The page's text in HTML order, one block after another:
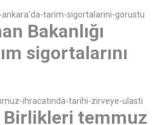
Bakanlığı
sigortalarını
Birlikleri temmuz